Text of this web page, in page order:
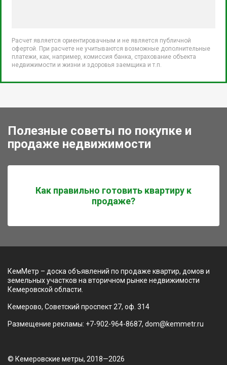
Расчет является ориентировачным и не является публичной
офертой. При расчете не учитываются возможные дополнительные
платежи, как, например, комиссия банка, страхование объекта
недвижимости и жизни и здоровья заемщика и т.п.
Полезные советы по покупке и
продаже недвижимости
Как правильно готовить квартиру к
продаже?
КемМетр – доска объявлений по продаже квартир, домов и
земельных участков на вторичном рынке недвижимости
Кемеровской области.
Кемерово, Советский проспект 27, оф. 314
Размещение рекламы: +7-902-964-8687, dom@kemmetr.ru
© Кемеровские метры, 2018—2026